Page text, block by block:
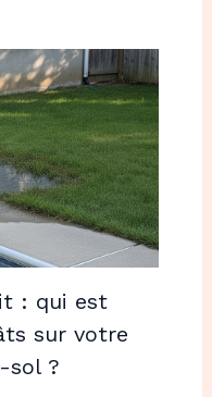
: qui est
sur votre
sol ?